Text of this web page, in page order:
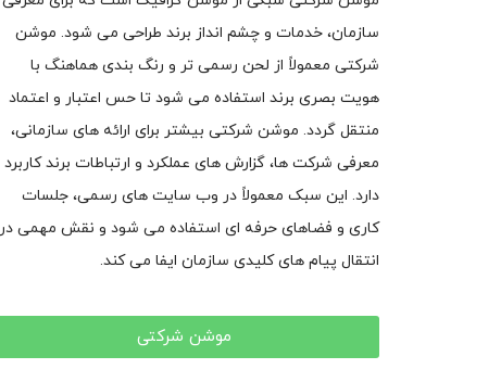
سازمان، خدمات و چشم انداز برند طراحی می شود. موشن
شرکتی معمولاً از لحن رسمی تر و رنگ بندی هماهنگ با
هویت بصری برند استفاده می شود تا حس اعتبار و اعتماد
منتقل گردد. موشن شرکتی بیشتر برای ارائه های سازمانی،
معرفی شرکت ها، گزارش های عملکرد و ارتباطات برند کاربرد
دارد. این سبک معمولاً در وب سایت های رسمی، جلسات
کاری و فضاهای حرفه ای استفاده می شود و نقش مهمی در
انتقال پیام های کلیدی سازمان ایفا می کند.
موشن شرکتی